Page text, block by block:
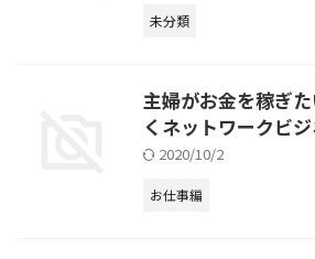
未分類
主婦がお金を稼ぎ
くネットワークビ
2020/10/2
お仕事編